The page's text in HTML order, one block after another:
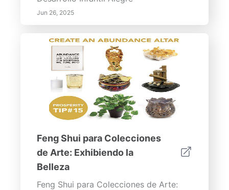
Jun 26, 2025
Feng Shui para Colecciones
de Arte: Exhibiendo la
Belleza
Feng Shui para Colecciones de Arte: